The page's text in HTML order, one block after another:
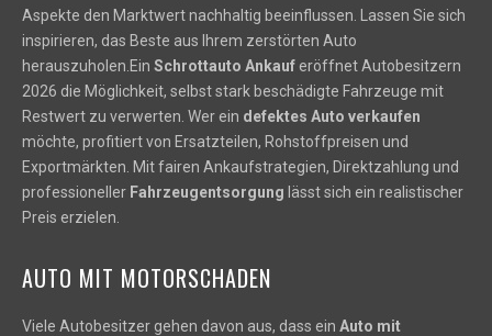
Aspekte den Marktwert nachhaltig beeinflussen. Lassen Sie sich
inspirieren, das Beste aus Ihrem zerstörten Auto
herauszuholen.Ein Schrottauto Ankauf eröffnet Autobesitzern
2026 die Möglichkeit, selbst stark beschädigte Fahrzeuge mit
Restwert zu verwerten. Wer ein defektes Auto verkaufen
möchte, profitiert von Ersatzteilen, Rohstoffpreisen und
Exportmärkten. Mit fairen Ankaufstrategien, Direktzahlung und
professioneller Fahrzeugentsorgung lässt sich ein realistischer
Preis erzielen.
AUTO MIT MOTORSCHADEN
Viele Autobesitzer gehen davon aus, dass ein Auto mit